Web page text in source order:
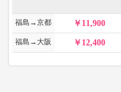
福島→京都 11,900
福島→大阪 12,400